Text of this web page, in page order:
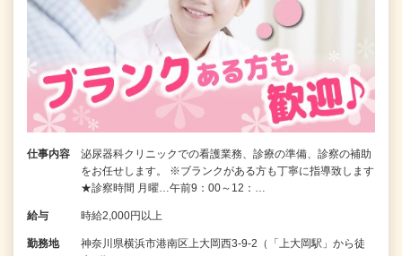
仕事内容
泌尿器科クリニックでの看護業務、診療の準備、診察の補助
をお任せします。 ※ブランクがある方も丁寧に指導致します
★診察時間 月曜…午前9：00～12：…
給与 時給2,000円以上
勤務地
神奈川県横浜市港南区上大岡西3-9-2（「上大岡駅」から徒